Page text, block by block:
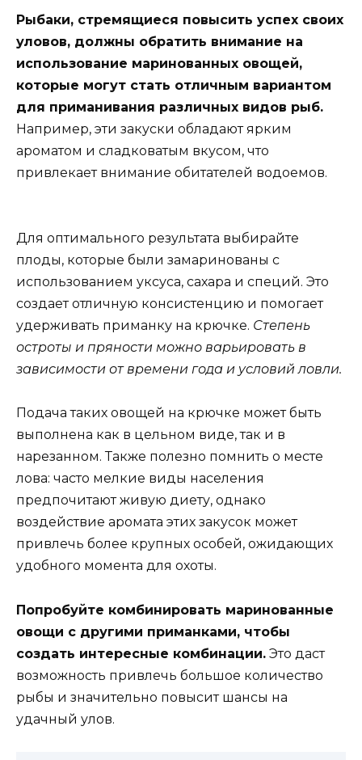
Рыбаки, стремящиеся повысить успех своих
уловов, должны обратить внимание на
использование маринованных овощей,
которые могут стать отличным вариантом
для приманивания различных видов рыб.
Например, эти закуски обладают ярким
ароматом и сладковатым вкусом, что
привлекает внимание обитателей водоемов.
Для оптимального результата выбирайте
плоды, которые были замаринованы с
использованием уксуса, сахара и специй. Это
создает отличную консистенцию и помогает
удерживать приманку на крючке. Степень
остроты и пряности можно варьировать в
зависимости от времени года и условий ловли.
Подача таких овощей на крючке может быть
выполнена как в цельном виде, так и в
нарезанном. Также полезно помнить о месте
лова: часто мелкие виды населения
предпочитают живую диету, однако
воздействие аромата этих закусок может
привлечь более крупных особей, ожидающих
удобного момента для охоты.
Попробуйте комбинировать маринованные
овощи с другими приманками, чтобы
создать интересные комбинации. Это даст
возможность привлечь большое количество
рыбы и значительно повысит шансы на
удачный улов.